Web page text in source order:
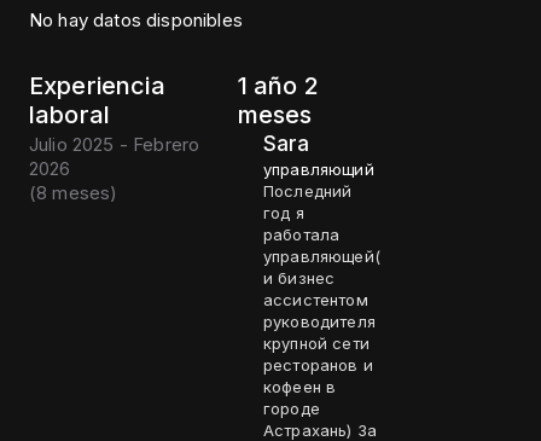
No hay datos disponibles
Experiencia
laboral
1 año 2
meses
Julio 2025 - Febrero
2026
(8 meses)
Sara
управляющий
Последний
год я
работала
управляющей(
и бизнес
ассистентом
руководителя
крупной сети
ресторанов и
кофеен в
городе
Астрахань) За